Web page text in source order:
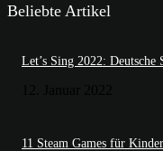
Beliebte Artikel
Let’s Sing 2022:
11 Steam Games für